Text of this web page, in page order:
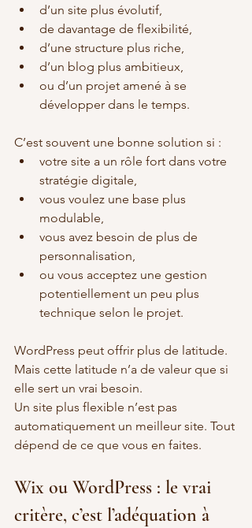
d’un site plus évolutif,
de davantage de flexibilité,
d’une structure plus riche,
d’un blog plus ambitieux,
ou d’un projet amené à se
développer dans le temps.
C’est souvent une bonne solution si :
votre site a un rôle fort dans votre
stratégie digitale,
vous voulez une base plus
modulable,
vous avez besoin de plus de
personnalisation,
ou vous acceptez une gestion
potentiellement un peu plus
technique selon le projet.
WordPress peut offrir plus de latitude.
Mais cette latitude n’a de valeur que si
elle sert un vrai besoin.
Un site plus flexible n’est pas
automatiquement un meilleur site. Tout
dépend de ce que vous en faites.
Wix ou WordPress : le vrai
critère, c’est l’adéquation à